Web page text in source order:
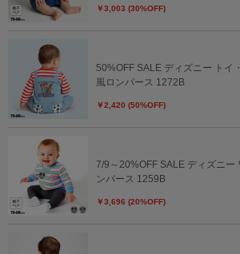
￥3,003 (30%OFF)
50%OFF SALE ディズニー トイ
風ロンパース 1272B
￥2,420 (50%OFF)
7/9～20%OFF SALE ディズニー
ンパース 1259B
￥3,696 (20%OFF)